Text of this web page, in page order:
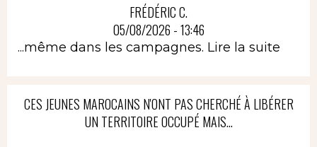
FRÉDÉRIC C.
05/08/2026 - 13:46
...même dans les campagnes. Lire la suite
CES JEUNES MAROCAINS N'ONT PAS CHERCHÉ À LIBÉRER
UN TERRITOIRE OCCUPÉ MAIS...